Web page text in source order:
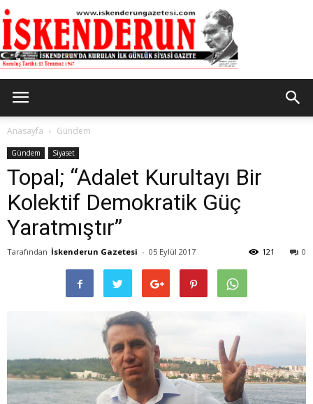
Gazetesi
Anasayfa Gündem
Gündem Siyaset
Topal; “Adalet Kurultayı Bir
Kolektif Demokratik Güç
Yaratmıştır”
Tarafından İskenderun Gazetesi - 05 Eylül 2017 0
121